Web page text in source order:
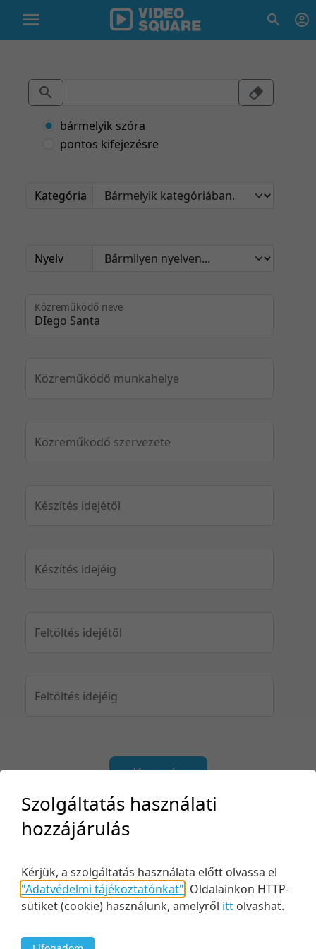
bármelyik szóra
pontos kifejezésre
Kategória
Nyelv
Közreműködő neve
Közreműködő munkahelye
Közreműködő szervezete
Készítés idejétől
Készítés idejéig
Feltöltés idejétől
Feltöltés idejéig
Keresés
Relevancia szerint
Kezdés/felvétel dátuma szerint
5 tétel/oldal
10 tétel/oldal
Szolgáltatás használati
hozzájárulás
Kérjük, a szolgáltatás használata előtt olvassa el
"Adatvédelmi tájékoztatónkat" Oldalainkon HTTP-
sütiket (cookie) használunk, amelyről itt olvashat.